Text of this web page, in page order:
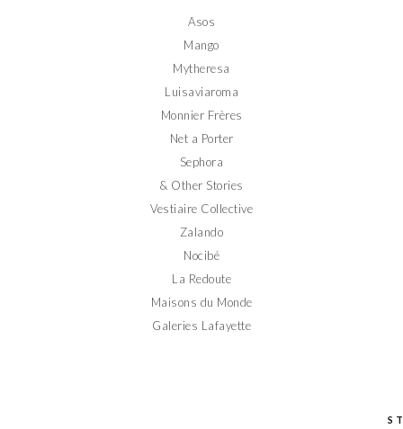
Asos
Mango
Mytheresa
Luisaviaroma
Monnier Frères
Net a Porter
Sephora
& Other Stories
Vestiaire Collective
Zalando
Nocibé
La Redoute
Maisons du Monde
Galeries Lafayette